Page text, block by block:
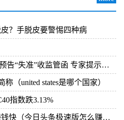
？手脱皮要警惕四种病
”收监管函 专家提示应警惕相关风险
称（united states是哪个国家）
指数跌3.13%
（今日头条极速版怎么赚钱）